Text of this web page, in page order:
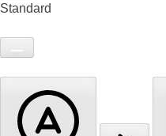
Standard